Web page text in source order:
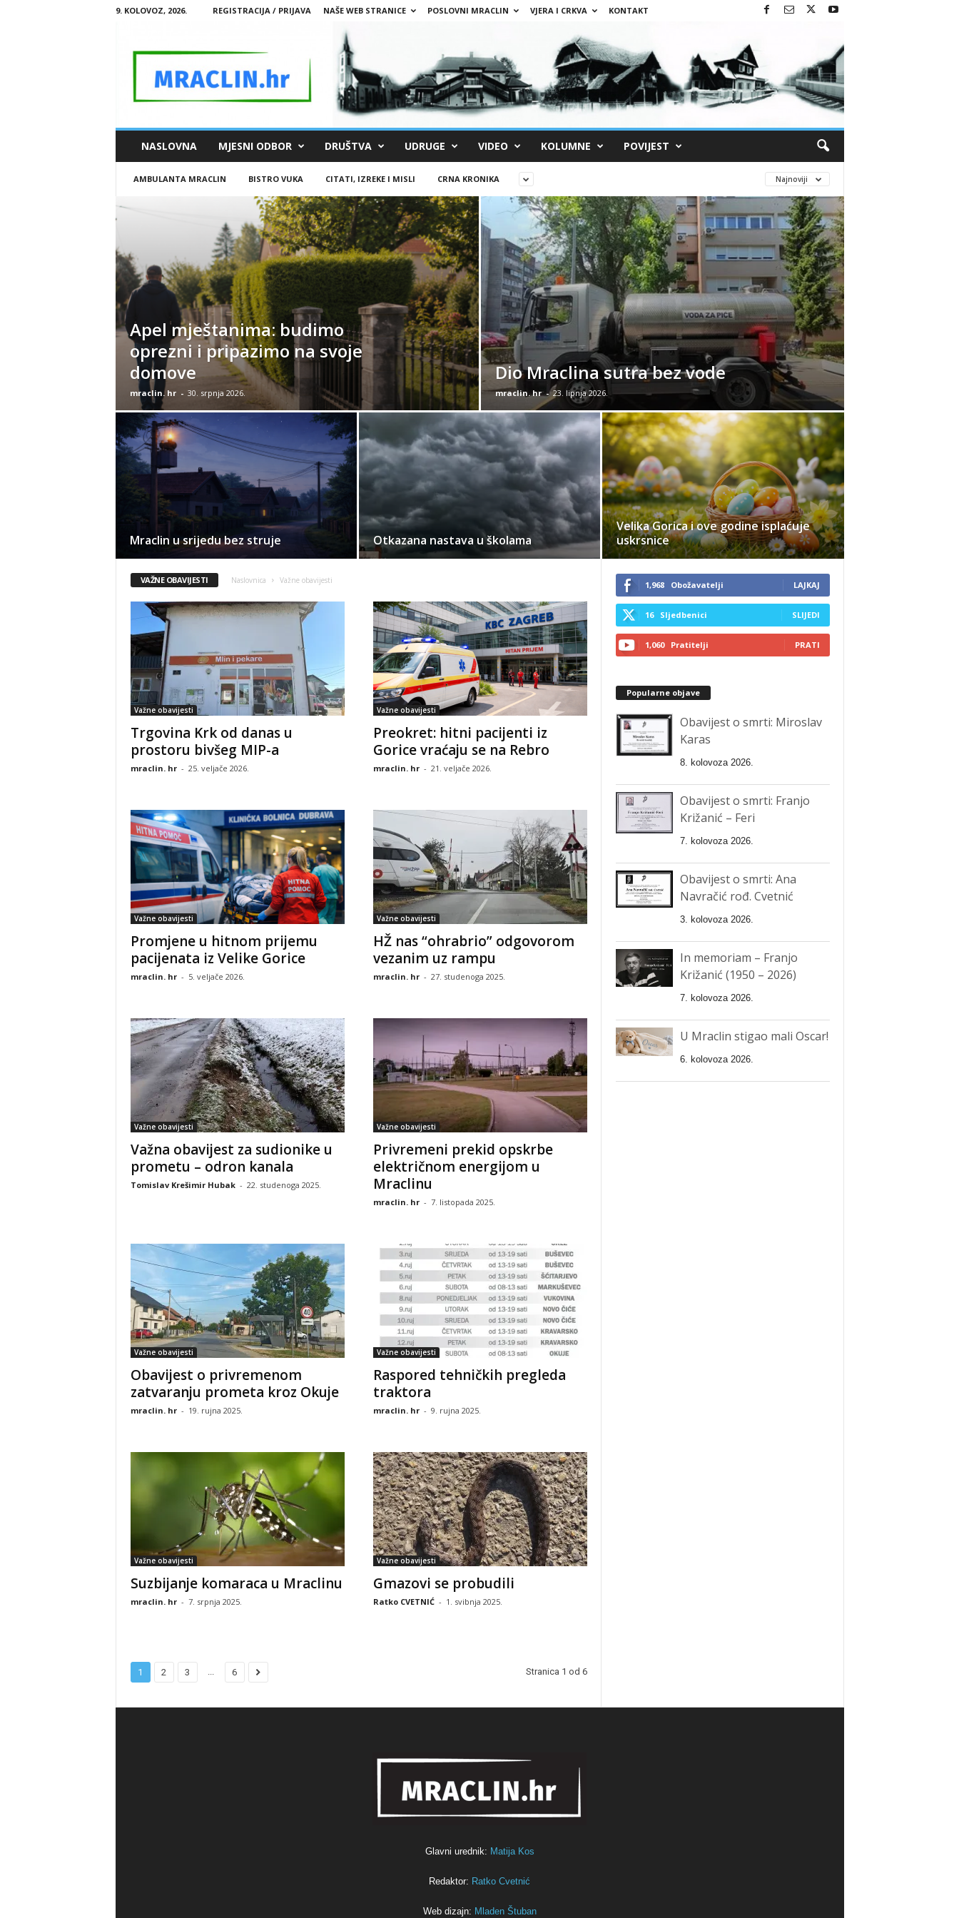
9. KOLOVOZ, 2026. REGISTRACIJA / PRIJAVA NAŠE WEB STRANICE POSLOVNI MRACLIN VJERA I CRKVA KONTAKT
M
A
N
H
R
NASLOVNA MJESNI ODBOR DRUŠTVA UDRUGE VIDEO KOLUMNE POVIJEST
AMBULANTA MRACLIN BISTRO VUKA CITATI, IZREKE I MISLI CRNA KRONIKA Najnoviji
Apel mještanima: budimo
oprezni i pripazimo na svoje
domove
mraclin. hr - 30. srpnja 2026.
Dio Mraclina sutra bez vode
mraclin. hr - 23. lipnja 2026.
Mraclin u srijedu bez struje Otkazana nastava u školama
Velika Gorica i ove godine isplaćuje
uskrsnice
VAŽNE OBAVIJESTI Naslovnica Važne obavijesti
Važne obavijesti
Trgovina Krk od danas u
prostoru bivšeg MIP-a
mraclin. hr - 25. veljače 2026.
Važne obavijesti
Preokret: hitni pacijenti iz
Gorice vraćaju se na Rebro
mraclin. hr - 21. veljače 2026.
Važne obavijesti
Promjene u hitnom prijemu
pacijenata iz Velike Gorice
mraclin. hr - 5. veljače 2026.
Važne obavijesti
HŽ nas “ohrabrio” odgovorom
vezanim uz rampu
mraclin. hr - 27. studenoga 2025.
Važne obavijesti
Važna obavijest za sudionike u
prometu – odron kanala
Tomislav Krešimir Hubak - 22. studenoga 2025.
Važne obavijesti
Privremeni prekid opskrbe
električnom energijom u
Mraclinu
mraclin. hr - 7. listopada 2025.
Važne obavijesti
Obavijest o privremenom
zatvaranju prometa kroz Okuje
mraclin. hr - 19. rujna 2025.
Važne obavijesti
Raspored tehničkih pregleda
traktora
mraclin. hr - 9. rujna 2025.
Važne obavijesti
Suzbijanje komaraca u Mraclinu
mraclin. hr - 7. srpnja 2025.
Važne obavijesti
Gmazovi se probudili
Ratko CVETNIĆ - 1. svibnja 2025.
1 2 3 6 Stranica 1 od 6
1,968 Obožavatelji LAJKAJ
16 Sljedbenici SLIJEDI
1,060 Pratitelji PRATI
Popularne objave
Obavijest o smrti: Miroslav
Karas
8. kolovoza 2026.
Obavijest o smrti: Franjo
Križanić – Feri
7. kolovoza 2026.
Obavijest o smrti: Ana
Navračić rođ. Cvetnić
3. kolovoza 2026.
In memoriam – Franjo
Križanić (1950 – 2026)
7. kolovoza 2026.
U Mraclin stigao mali Oscar!
6. kolovoza 2026.
Glavni urednik: Matija Kos
Redaktor: Ratko Cvetnić
Web dizajn: Mladen Štuban